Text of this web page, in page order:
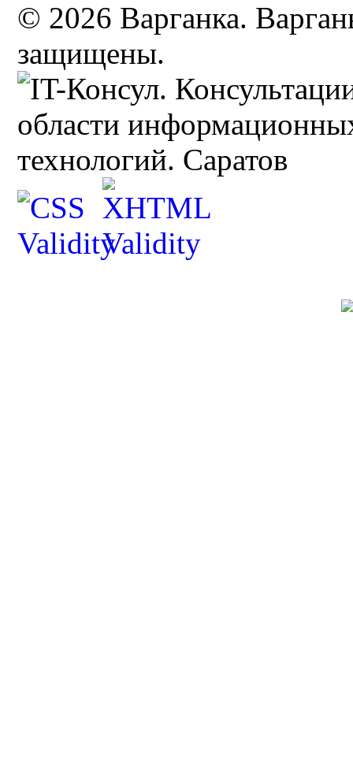
© 2026 Варганка.
защищены.